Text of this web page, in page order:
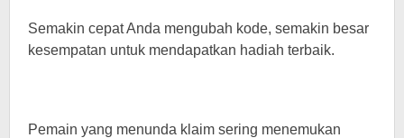
Semakin cepat Anda mengubah kode, semakin besar
kesempatan untuk mendapatkan hadiah terbaik.
Pemain yang menunda klaim sering menemukan